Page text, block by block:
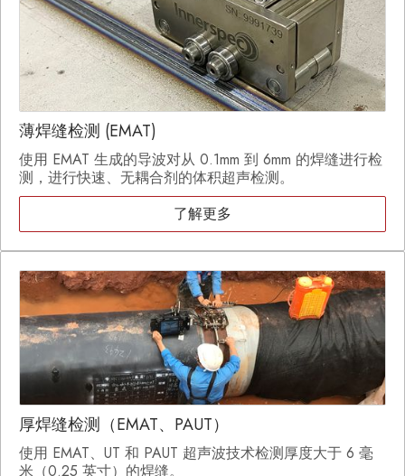
薄焊缝检测 (EMAT)
使用 EMAT 生成的导波对从 0.1mm 到 6mm 的焊缝进行检
测，进行快速、无耦合剂的体积超声检测。
了解更多
厚焊缝检测（EMAT、PAUT）
使用 EMAT、UT 和 PAUT 超声波技术检测厚度大于 6 毫
米（0.25 英寸）的焊缝。